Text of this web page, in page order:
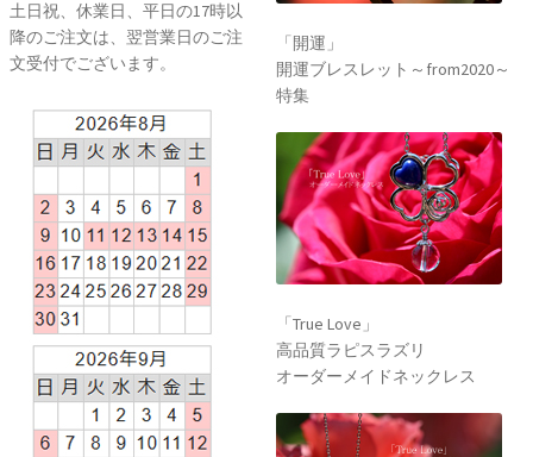
土日祝、休業日、平日の17時以
降のご注文は、翌営業日のご注
文受付でございます。
「開運」
開運ブレスレット～from2020～
特集
「True Love」
高品質ラピスラズリ
オーダーメイドネックレス